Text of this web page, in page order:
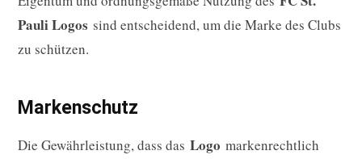
Pauli Logos sind entscheidend, um die Marke des Clubs
zu schützen.
Markenschutz
Die Gewährleistung, dass das Logo markenrechtlich